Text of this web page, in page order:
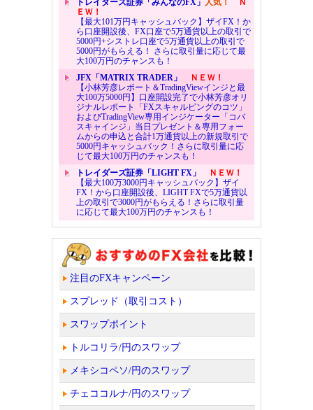
トレイダーズ証券「みんなのFX」 人気！
Ｎ
ＥＷ！
【最大101万円キャッシュバック】ザイFX！か
ら口座開設後、FX口座で5万通貨以上の取引で
5000円+シストレ口座で5万通貨以上の取引で
5000円がもらえる！ さらに取引量に応じて最
大100万円のチャンスも！
JFX「MATRIX TRADER」
ＮＥＷ！
【小林芳彦レポート＆TradingViewインジと最
大100万5000円】口座開設完了で小林芳彦オリ
ジナルレポート「FXスキャルピングのコツ」
およびTradingView専用インジケーター「コバ
スキャインジ」当日プレゼント＆専用フォー
ムからの申込と合計1万通貨以上の新規取引で
5000円キャッシュバック！さらに取引量に応
じて最大100万円のチャンスも！
トレイダーズ証券「LIGHT FX」
ＮＥＷ！
【最大100万3000円キャッシュバック】ザイ
FX！から口座開設後、LIGHT FXで5万通貨以
上の取引で3000円がもらえる！さらに取引量
に応じて最大100万円のチャンスも！
注目のFXキャンペーン
スプレッド（取引コスト）
スワップポイント
トルコリラ/円のスワップ
メキシコペソ/円のスワップ
チェココルナ/円のスワップ